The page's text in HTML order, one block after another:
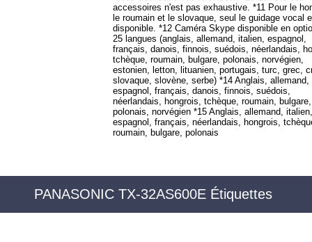
accessoires n'est pas exhaustive. *11 Pour le
le roumain et le slovaque, seul le guidage vocal
disponible. *12 Caméra Skype disponible en
25 langues (anglais, allemand, italien, espagnol,
français, danois, finnois, suédois, néerlandais,
tchèque, roumain, bulgare, polonais, norvégien,
estonien, letton, lituanien, portugais, turc, grec,
slovaque, slovène, serbe) *14 Anglais, allemand,
espagnol, français, danois, finnois, suédois,
néerlandais, hongrois, tchèque, roumain, bulgare,
polonais, norvégien *15 Anglais, allemand, italien,
espagnol, français, néerlandais, hongrois,
roumain, bulgare, polonais
PANASONIC TX-32AS600E Étiquettes